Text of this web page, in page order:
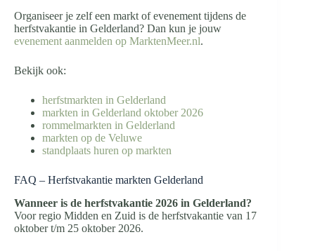
Organiseer je zelf een markt of evenement tijdens de
herfstvakantie in Gelderland? Dan kun je jouw
evenement aanmelden op MarktenMeer.nl.
Bekijk ook:
herfstmarkten in Gelderland
markten in Gelderland oktober 2026
rommelmarkten in Gelderland
markten op de Veluwe
standplaats huren op markten
FAQ – Herfstvakantie markten Gelderland
Wanneer is de herfstvakantie 2026 in Gelderland?
Voor regio Midden en Zuid is de herfstvakantie van 17
oktober t/m 25 oktober 2026.